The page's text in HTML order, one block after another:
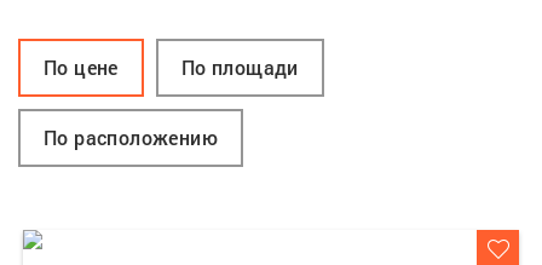
По цене По площади
По расположению